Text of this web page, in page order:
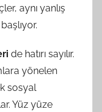
aynı yanlış
de hatırı sayılır.
yönelen
sosyal
Yüz yüze